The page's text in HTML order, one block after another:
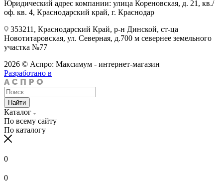
Юридический адрес компании: улица Кореновская, д. 21, кв./
оф. кв. 4, Краснодарский край, г. Краснодар
353211, Краснодарский Край, р-н Динской, ст-ца
Новотитаровская, ул. Северная, д.700 м севернее земельного
участка №77
2026 © Аспро: Максимум - интернет-магазин
Разработано в
Найти
Каталог
По всему сайту
По каталогу
0
0